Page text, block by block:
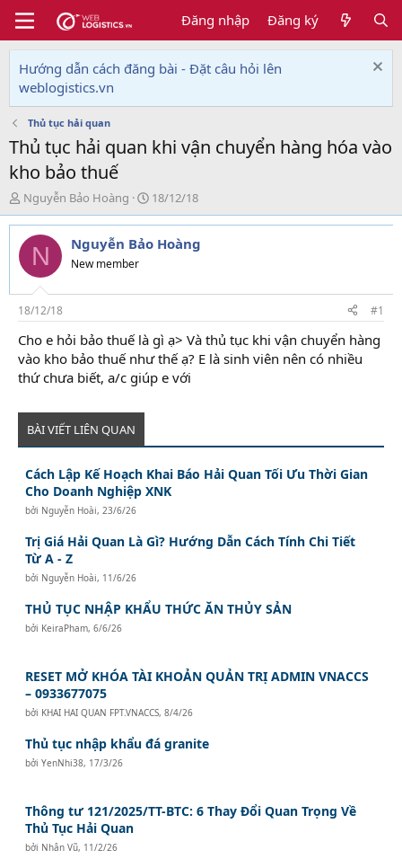
Đăng nhập Đăng ký
Hướng dẫn cách đăng bài - Đặt câu hỏi lên
weblogistics.vn
Thủ tục hải quan
Thủ tục hải quan khi vận chuyển hàng hóa vào
kho bảo thuế
T
h
r
e
d
s
t
a
r
t
e
Nguyễn Bảo Hoàng
N
g
à
y
i
18/12/18
N Nguyễn Bảo Hoàng
New member
18/12/18 #1
Cho e hỏi bảo thuế là gì ạ> Và thủ tục khi vận chuyển hàng
vào kho bảo thuế như thế ạ? E là sinh viên nên có nhiều
thứ chưa biết, a/c giúp e với
BÀI VIẾT LIÊN QUAN
Cách Lập Kế Hoạch Khai Báo Hải Quan Tối Ưu Thời Gian
Cho Doanh Nghiệp XNK
bởi Nguyễn Hoài, 23/6/26
Trị Giá Hải Quan Là Gì? Hướng Dẫn Cách Tính Chi Tiết
Từ A - Z
bởi Nguyễn Hoài, 11/6/26
THỦ TỤC NHẬP KHẨU THỨC ĂN THỦY SẢN
bởi KeiraPham,6/6/26
RESET MỞ KHÓA TÀI KHOẢN QUẢN TRỊ ADMIN VNACCS
– 0933677075
bởi KHAI HAI QUAN FPT.VNACCS,8/4/26
Thủ tục nhập khẩu đá granite
bởiYenNhi38, 17/3/26
Thông tư 121/2025/TT-BTC: 6 Thay Đổi Quan Trọng Về
Thủ Tục Hải Quan
bởi Nhân Vũ, 11/2/26